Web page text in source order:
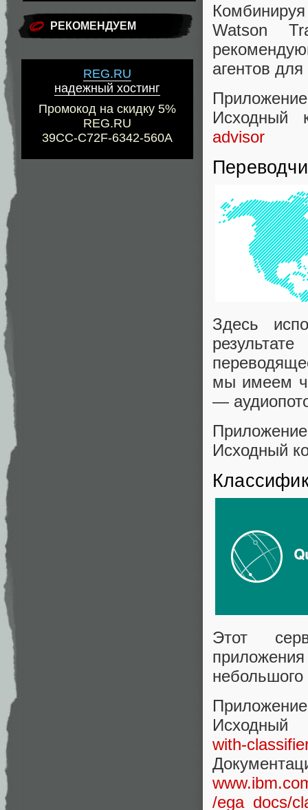
РЕКОМЕНДУЕМ
REG.RU
надежный хостинг
Промокод на скидку 5%
REG.RU
39CC-C72F-6342-560A
Watson
агентов
Исходный
advisor
Здесь
мы имеем
—
Исходный
Этот
with-
/ega_docs/